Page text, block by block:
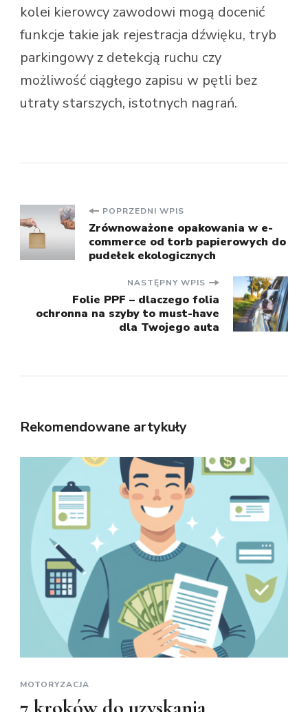
kolei kierowcy zawodowi mogą docenić
funkcje takie jak rejestracja dźwięku, tryb
parkingowy z detekcją ruchu czy
możliwość ciągłego zapisu w pętli bez
utraty starszych, istotnych nagrań.
Nawigacja
wpisu
POPRZEDNI WPIS
Zrównoważone opakowania w e-
commerce od torb papierowych do
pudełek ekologicznych
NASTĘPNY WPIS
Folie PPF – dlaczego folia
ochronna na szyby to must-have
dla Twojego auta
Rekomendowane artykuły
MOTORYZACJA